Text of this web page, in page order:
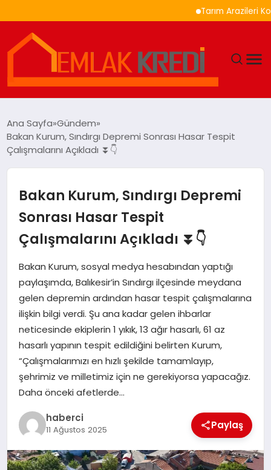
Tarım Arazileri
EKONOMI
MAGAZIN
SAĞLIK
SIYASET
SPOR
TEKNOLOJI
YAŞAM
Ana Sayfa Gündem
Bakan Kurum, Sındırgı Depremi Sonrası Hasar Tespit
Çalışmalarını Açıkladı ⏬👇
Bakan Kurum, Sındırgı Depremi
Sonrası Hasar Tespit
Çalışmalarını Açıkladı ⏬👇
Bakan Kurum, sosyal medya hesabından yaptığı
paylaşımda, Balıkesir’in Sındırgı ilçesinde meydana
gelen depremin ardından hasar tespit çalışmalarına
ilişkin bilgi verdi. Şu ana kadar gelen ihbarlar
neticesinde ekiplerin 1 yıkık, 13 ağır hasarlı, 61 az
hasarlı yapının tespit edildiğini belirten Kurum,
“Çalışmalarımızı en hızlı şekilde tamamlayıp,
şehrimiz ve milletimiz için ne gerekiyorsa yapacağız.
Daha önceki afetlerde…
haberci
11 Ağustos 2025 Paylaş